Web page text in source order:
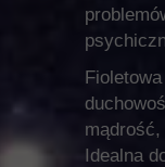
mądrość,
Idealna